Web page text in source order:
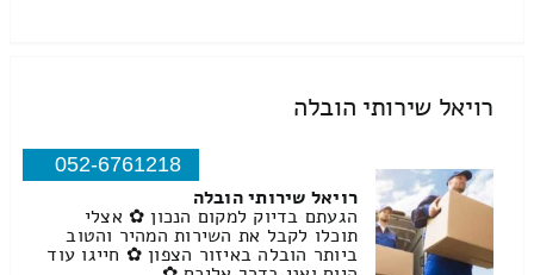
רויאל שירותי הובלה
052-6761218
רויאל שירותי הובלה
הגעתם בדיוק למקום הנכון ✿ אצלי
תוכלו לקבל את השירות המהיר והטוב
ביותר הובלה באיזור הצפון ✿ חייגו עוד